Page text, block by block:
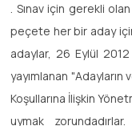
. Sınav için gerekli
peçete her bir aday
adaylar, 26 Eylül
yayımlanan "Adayların
Koşullarına İlişkin
uymak